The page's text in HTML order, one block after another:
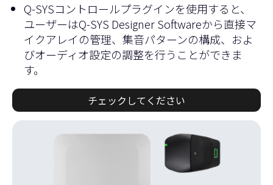
Q-SYSコントロールプラグインを使用すると、
ユーザーはQ-SYS Designer Softwareから直接マ
イクアレイの管理、集音パターンの構成、およ
びオーディオ設定の調整を行うことができま
す。
チェックしてください